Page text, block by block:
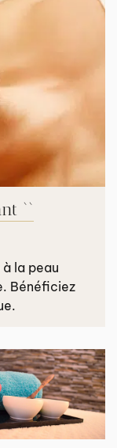
``
la peau
Bénéficiez